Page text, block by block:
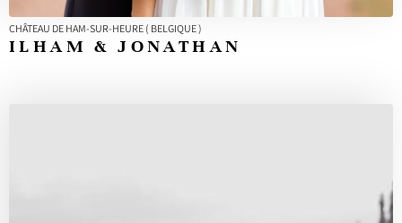
CHÂTEAU DE HAM-SUR-HEURE ( BELGIQUE )
ILHAM & JONATHAN